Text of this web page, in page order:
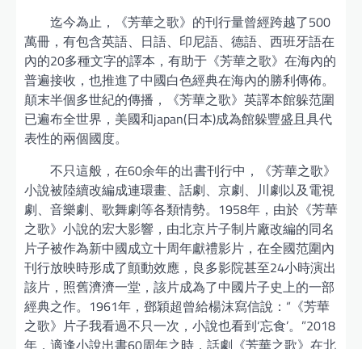
迄今為止，《芳華之歌》的刊行量曾經跨越了500
萬冊，有包含英語、日語、印尼語、德語、西班牙語在
內的20多種文字的譯本，有助于《芳華之歌》在海內的
普遍接收，也推進了中國白色經典在海內的勝利傳佈。
顛末半個多世紀的傳播，《芳華之歌》英譯本館躲范圍
已遍布全世界，美國和japan(日本)成為館躲豐盛且具代
表性的兩個國度。
不只這般，在60余年的出書刊行中，《芳華之歌》
小說被陸續改編成連環畫、話劇、京劇、川劇以及電視
劇、音樂劇、歌舞劇等各類情勢。1958年，由於《芳華
之歌》小說的宏大影響，由北京片子制片廠改編的同名
片子被作為新中國成立十周年獻禮影片，在全國范圍內
刊行放映時形成了顫動效應，良多影院甚至24小時演出
該片，照舊濟濟一堂，該片成為了中國片子史上的一部
經典之作。1961年，鄧穎超曾給楊沫寫信說：“《芳華
之歌》片子我看過不只一次，小說也看到‘忘食’。”2018
年，適逢小說出書60周年之時，話劇《芳華之歌》在北